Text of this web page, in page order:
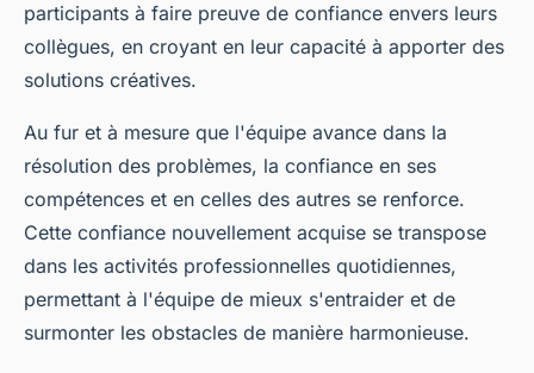
participants à faire preuve de confiance envers leurs
collègues, en croyant en leur capacité à apporter des
solutions créatives.
Au fur et à mesure que l'équipe avance dans la
résolution des problèmes, la confiance en ses
compétences et en celles des autres se renforce.
Cette confiance nouvellement acquise se transpose
dans les activités professionnelles quotidiennes,
permettant à l'équipe de mieux s'entraider et de
surmonter les obstacles de manière harmonieuse.